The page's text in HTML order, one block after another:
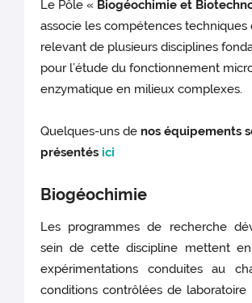
Le Pôle « Biogéochimie et
associe les compétences techniques
relevant de plusieurs disciplines
pour l’étude du fonctionnement
enzymatique en milieux complexes.
Quelques-uns de nos équipements
présentés ici
Biogéochimie
Les programmes de recherche
sein de cette discipline mettent
expérimentations conduites au
conditions contrôlées de laboratoire